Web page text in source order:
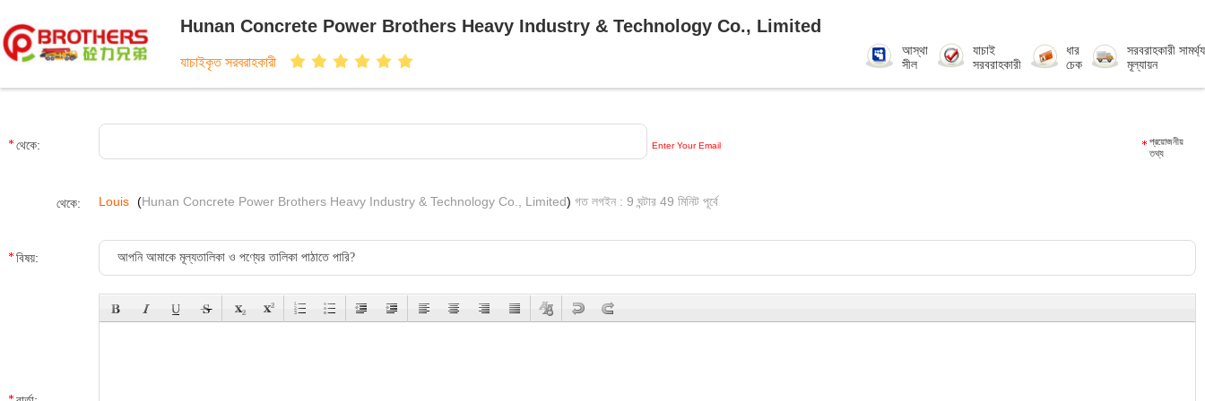
Hunan Concrete Power Brothers Heavy Industry & Technology Co., Limited
যাচাইকৃত সরবরাহকারী
আস্থা
সীল
যাচাই
সরবরাহকারী
ধার
চেক
সরবরাহকারী সামর্থ্য
মূল্যায়ন
থেকে: Enter Your Email
প্রয়োজনীয়
তথ্য
থেকে: Louis (Hunan Concrete Power Brothers Heavy Industry & Technology Co., Limited) গত লগইন : 9 ঘন্টার 49 মিনিট পূর্বে
বিষয়: